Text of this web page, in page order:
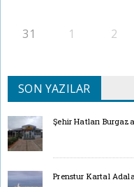
31 1 2
SON YAZILAR
Şehir Hatları
Prenstur Kartal